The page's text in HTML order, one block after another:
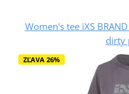
Women's tee iXS
dirty
ZĽAVA 26%